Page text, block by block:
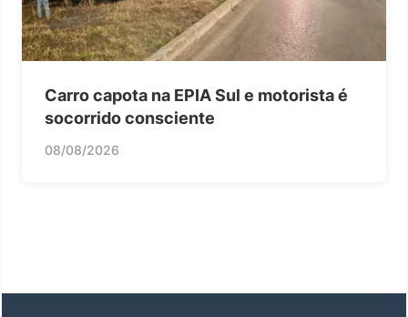
Carro capota na EPIA Sul e motorista é
socorrido consciente
08/08/2026